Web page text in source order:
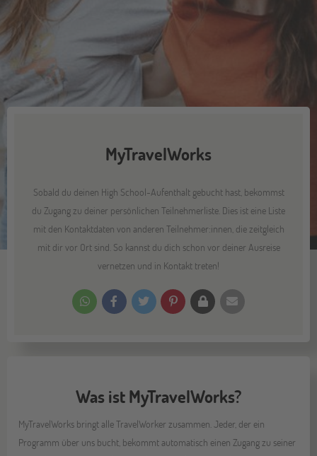
MyTravelWorks
Sobald du deinen High School-Aufenthalt gebucht hast, bekommst
du Zugang zu deiner persönlichen Teilnehmerliste. Dies ist eine Liste
mit den Kontaktdaten von anderen Teilnehmer:innen, die zeitgleich
mit dir vor Ort sind. So kannst du dich schon vor deiner Ausreise
vernetzen und in Kontakt treten!
Was ist MyTravelWorks?
MyTravelWorks bringt alle TravelWorker zusammen. Jeder, der ein
Programm über uns bucht, bekommt automatisch einen Zugang zu seiner